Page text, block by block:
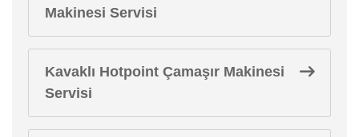
Makinesi Servisi
Kavaklı Hotpoint Çamaşır Makinesi
Servisi